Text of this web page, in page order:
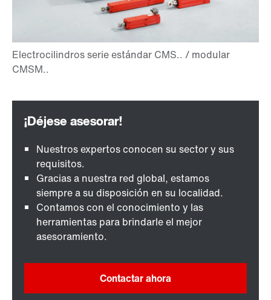
Nuestros expertos conocen su sector y sus
requisitos.
Gracias a nuestra red global, estamos
siempre a su disposición en su localidad.
Contamos con el conocimiento y las
herramientas para brindarle el mejor
asesoramiento.
Contactar ahora